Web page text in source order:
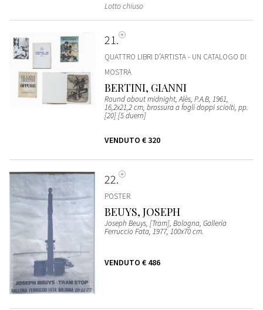
Lotto chiuso
21
QUATTRO LIBRI D’ARTISTA - UN CATALOGO DI
MOSTRA
BERTINI, GIANNI
Round about midnight, Alès, P.A.B, 1961,
16,2x21,2 cm, brossura a fogli doppi sciolti, pp.
[20] [5 duern]
VENDUTO € 320
22
POSTER
BEUYS, JOSEPH
Joseph Beuys, [Tram], Bologna, Galleria
Ferruccio Fata, 1977, 100x70 cm.
VENDUTO € 486